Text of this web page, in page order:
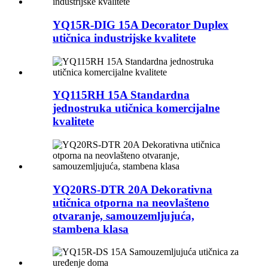
YQ15R-DIG 15A Decorator Duplex
utičnica industrijske kvalitete
YQ115RH 15A Standardna
jednostruka utičnica komercijalne
kvalitete
YQ20RS-DTR 20A Dekorativna
utičnica otporna na neovlašteno
otvaranje, samouzemljujuća,
stambena klasa